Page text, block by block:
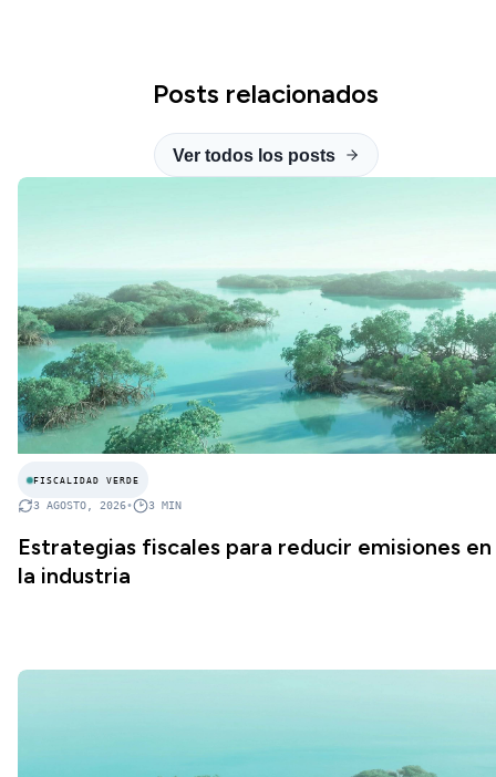
Posts relacionados
Ver todos los posts
FISCALIDAD VERDE
3 AGOSTO, 2026• 3 MIN
Estrategias fiscales para reducir emisiones en
la industria